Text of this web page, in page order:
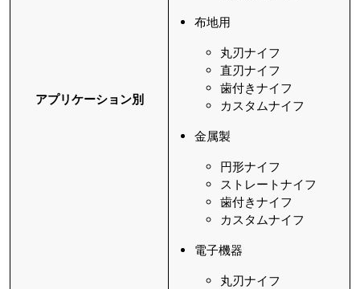
アプリケーション別
布地用
丸刃ナイフ
直刃ナイフ
歯付きナイフ
カスタムナイフ
金属製
円形ナイフ
ストレートナイフ
歯付きナイフ
カスタムナイフ
電子機器
丸刃ナイフ